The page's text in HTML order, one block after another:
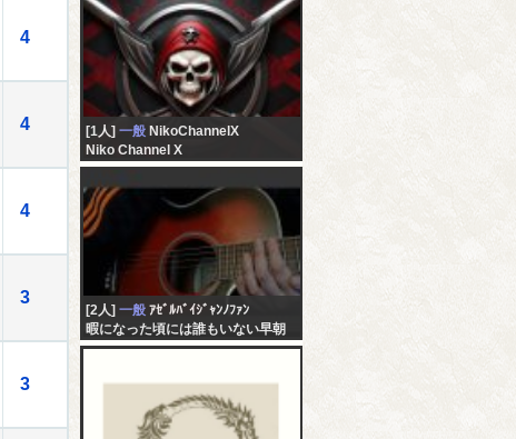
4
4
4
3
3
（RPG）初見
[1人] 一般 NikoChannelX
Niko Channel X
[2人] 一般 ｱｾﾞﾙﾊﾞｲｼﾞｬﾝﾉﾌｧﾝ
暇になった頃には誰もいない早朝
２ショ